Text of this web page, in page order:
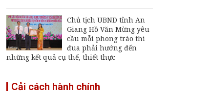
An Thới hoạt động trở
lại
An Giang chốt hạn
vận hành nhà máy xử
lý rác Long Xuyên,
trễ sẽ thu hồi dự án
giảm mức cung cấp
Chủ tịch UBND tỉnh An
Giang Hồ Văn Mừng yêu
cầu mỗi phong trào thi
đua phải hướng đến
những kết quả cụ thể, thiết thực
Cải cách hành chính